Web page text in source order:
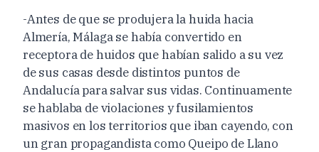
-Antes de que se produjera la huida hacia
Almería, Málaga se había convertido en
receptora de huidos que habían salido a su vez
de sus casas desde distintos puntos de
Andalucía para salvar sus vidas. Continuamente
se hablaba de violaciones y fusilamientos
masivos en los territorios que iban cayendo, con
un gran propagandista como Queipo de Llano